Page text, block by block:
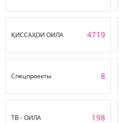
ҚИССАҲОИ ОИЛА 4719
Спецпроекты 8
ТВ - ОИЛА 198